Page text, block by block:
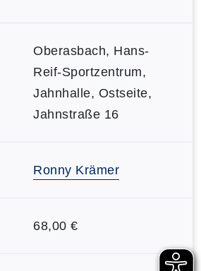
Oberasbach, Hans-
Reif-Sportzentrum,
Jahnhalle, Ostseite,
Jahnstraße 16
Ronny Krämer
68,00 €